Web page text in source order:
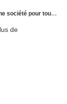
pour tous les âges